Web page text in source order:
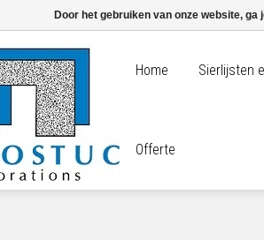
Home Sierlijsten
Offerte
Door het gebruiken van onze website,